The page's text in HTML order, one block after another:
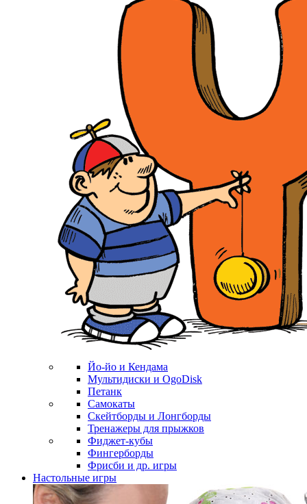
Йо-йо и Кендама
Мультидиски и OgoDisk
Петанк
Самокаты
Скейтборды и Лонгборды
Тренажеры для прыжков
Фиджет-кубы
Фингерборды
Фрисби и др. игры
Настольные игры